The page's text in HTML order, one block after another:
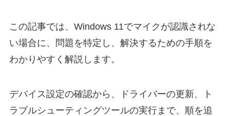
この記事では、Windows 11でマイクが認識されな
い場合に、問題を特定し、解決するための手順を
わかりやすく解説します。
デバイス設定の確認から、ドライバーの更新、ト
ラブルシューティングツールの実行まで、順を追